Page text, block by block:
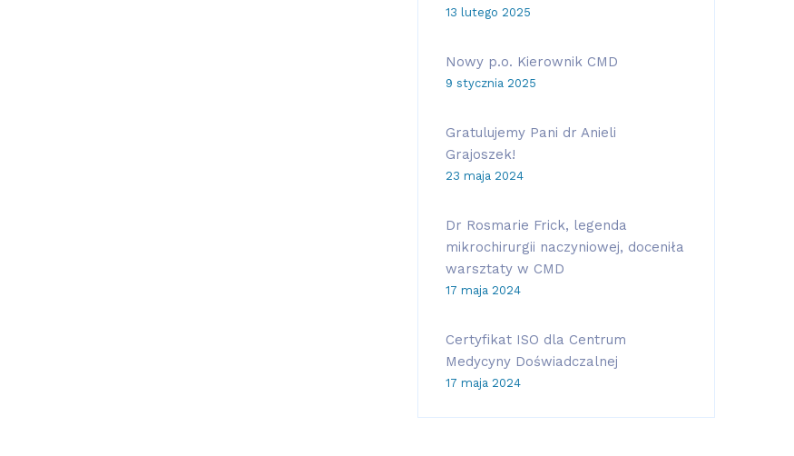
13 lutego 2025
Nowy p.o. Kierownik CMD
9 stycznia 2025
Gratulujemy Pani dr Anieli
Grajoszek!
23 maja 2024
Dr Rosmarie Frick, legenda
mikrochirurgii naczyniowej, doceniła
warsztaty w CMD
17 maja 2024
Certyfikat ISO dla Centrum
Medycyny Doświadczalnej
17 maja 2024